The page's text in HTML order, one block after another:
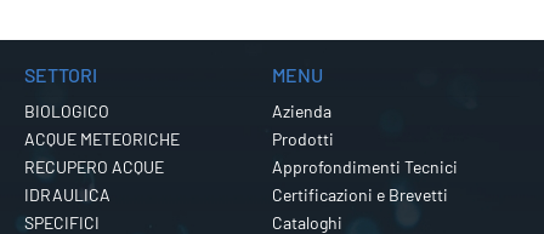
SETTORI
BIOLOGICO
ACQUE METEORICHE
RECUPERO ACQUE
IDRAULICA
SPECIFICI
MENU
Azienda
Prodotti
Approfondimenti Tecnici
Certificazioni e Brevetti
Cataloghi